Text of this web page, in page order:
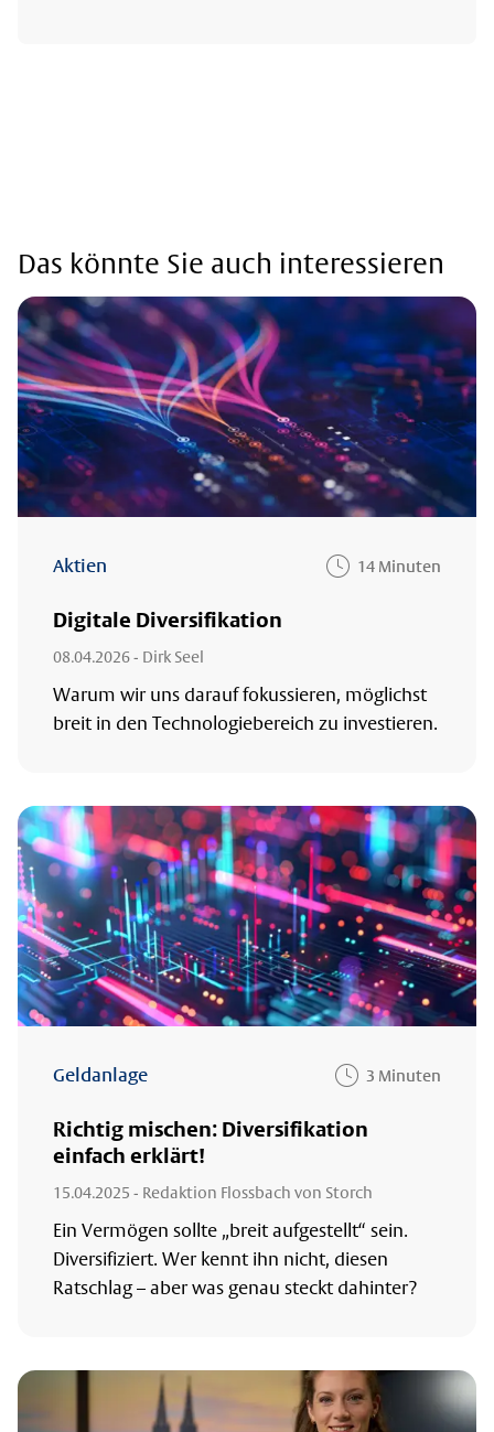
Das könnte Sie auch interessieren
Aktien 14 Minuten
Digitale Diversifikation
08.04.2026- Dirk Seel
Warum wir uns darauf fokussieren, möglichst
breit in den Technologiebereich zu investieren.
Geldanlage 3 Minuten
Richtig mischen: Diversifikation
einfach erklärt!
15.04.2025 - Redaktion Flossbach von Storch
Ein Vermögen sollte „breit aufgestellt“ sein.
Diversifiziert. Wer kennt ihn nicht, diesen
Ratschlag – aber was genau steckt dahinter?